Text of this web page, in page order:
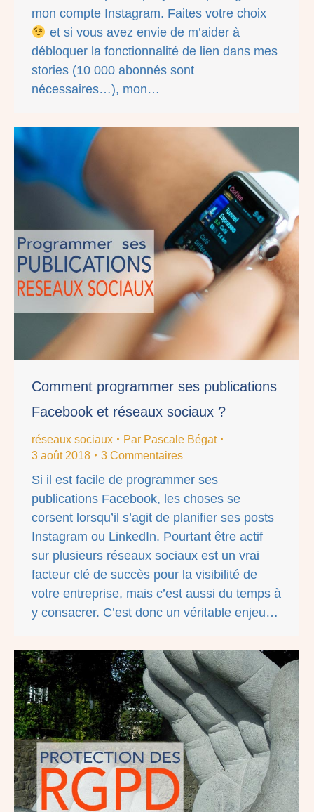
mon compte Instagram. Faites votre choix
et si vous avez envie de m’aider à
débloquer la fonctionnalité de lien dans mes
stories (10 000 abonnés sont
nécessaires…), mon…
Comment programmer ses publications
Facebook et réseaux sociaux ?
réseaux sociaux Par Pascale Bégat
3 août 2018
3 Commentaires
Si il est facile de programmer ses
publications Facebook, les choses se
corsent lorsqu’il s’agit de planifier ses posts
Instagram ou LinkedIn. Pourtant être actif
sur plusieurs réseaux sociaux est un vrai
facteur clé de succès pour la visibilité de
votre entreprise, mais c’est aussi du temps à
y consacrer. C’est donc un véritable enjeu…